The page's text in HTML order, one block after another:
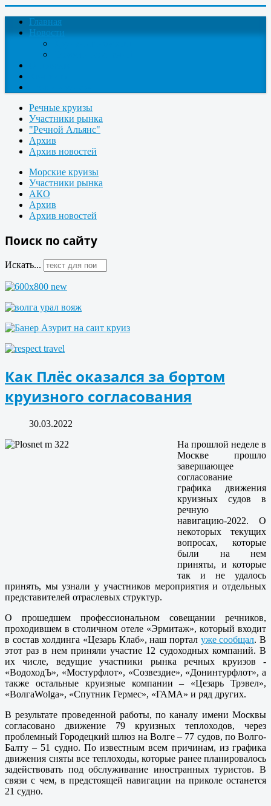
Главная
Новости
Речные круизы
Участники рынка
"Речной Альянс"
Архив
Архив новостей
Морские круизы
Участники рынка
АКО
Архив
Архив новостей
Поиск по сайту
Искать...
Как Плёс оказался за бортом
круизного согласования
30.03.2022
На прошлой неделе в
Москве прошло
завершающее
согласование
графика движения
круизных судов в
речную
навигацию-2022. О
некоторых текущих
вопросах, которые
были на нем
приняты, и которые
так и не удалось
принять, мы узнали у участников мероприятия и отдельных
представителей отраслевых структур.
О прошедшем профессиональном совещании речников,
проходившем в столичном отеле «Эрмитаж», который входит
в состав холдинга «Цезарь Клаб», наш портал уже сообщал. В
этот раз в нем приняли участие 12 судоходных компаний. В
их числе, ведущие участники рынка речных круизов -
«ВодоходЪ», «Мостурфлот», «Созвездие», «Донинтурфлот», а
также остальные круизные компании – «Цезарь Трэвел»,
«ВолгаWolga», «Спутник Гермес», «ГАМА» и ряд других.
В результате проведенной работы, по каналу имени Москвы
согласовано движение 79 круизных теплоходов, через
проблемный Городецкий шлюз на Волге – 77 судов, по Волго-
Балту – 51 судно. По известным всем причинам, из графика
движения сняты все теплоходы, которые ранее планировалось
задействовать под обслуживание иностранных туристов. В
связи с чем, в предстоящей навигации на приколе останется
21 судно.